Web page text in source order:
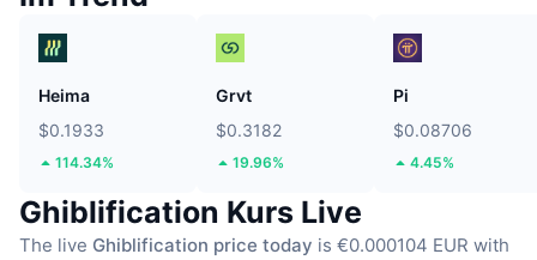
Heima
$0.1933
114.34%
Grvt
$0.3182
19.96%
Pi
$0.08706
4.45%
Ghiblification Kurs Live
The live Ghiblification price today is €0.000104 EUR with